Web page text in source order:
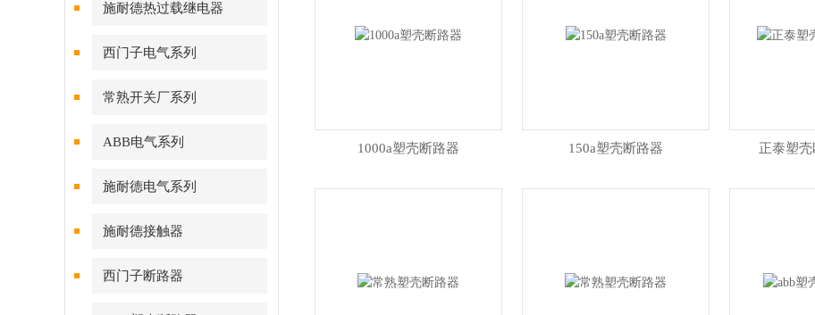
施耐德热过载继电器
西门子电气系列
常熟开关厂系列
ABB电气系列
施耐德电气系列
施耐德接触器
西门子断路器
1000a塑壳断路器 150a塑壳断路器 正泰塑壳